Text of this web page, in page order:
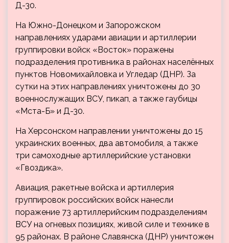
Д-30.
На Южно-Донецком и Запорожском
направлениях ударами авиации и артиллерии
группировки войск «Восток» поражены
подразделения противника в районах населённых
пунктов Новомихайловка и Угледар (ДНР). За
сутки на этих направлениях уничтожены до 30
военнослужащих ВСУ, пикап, а также гаубицы
«Мста-Б» и Д-30.
На Херсонском направлении уничтожены до 15
украинских военных, два автомобиля, а также
три самоходные артиллерийские установки
«Гвоздика».
Авиация, ракетные войска и артиллерия
группировок российских войск нанесли
поражение 73 артиллерийским подразделениям
ВСУ на огневых позициях, живой силе и технике в
95 районах. В районе Славянска (ДНР) уничтожен